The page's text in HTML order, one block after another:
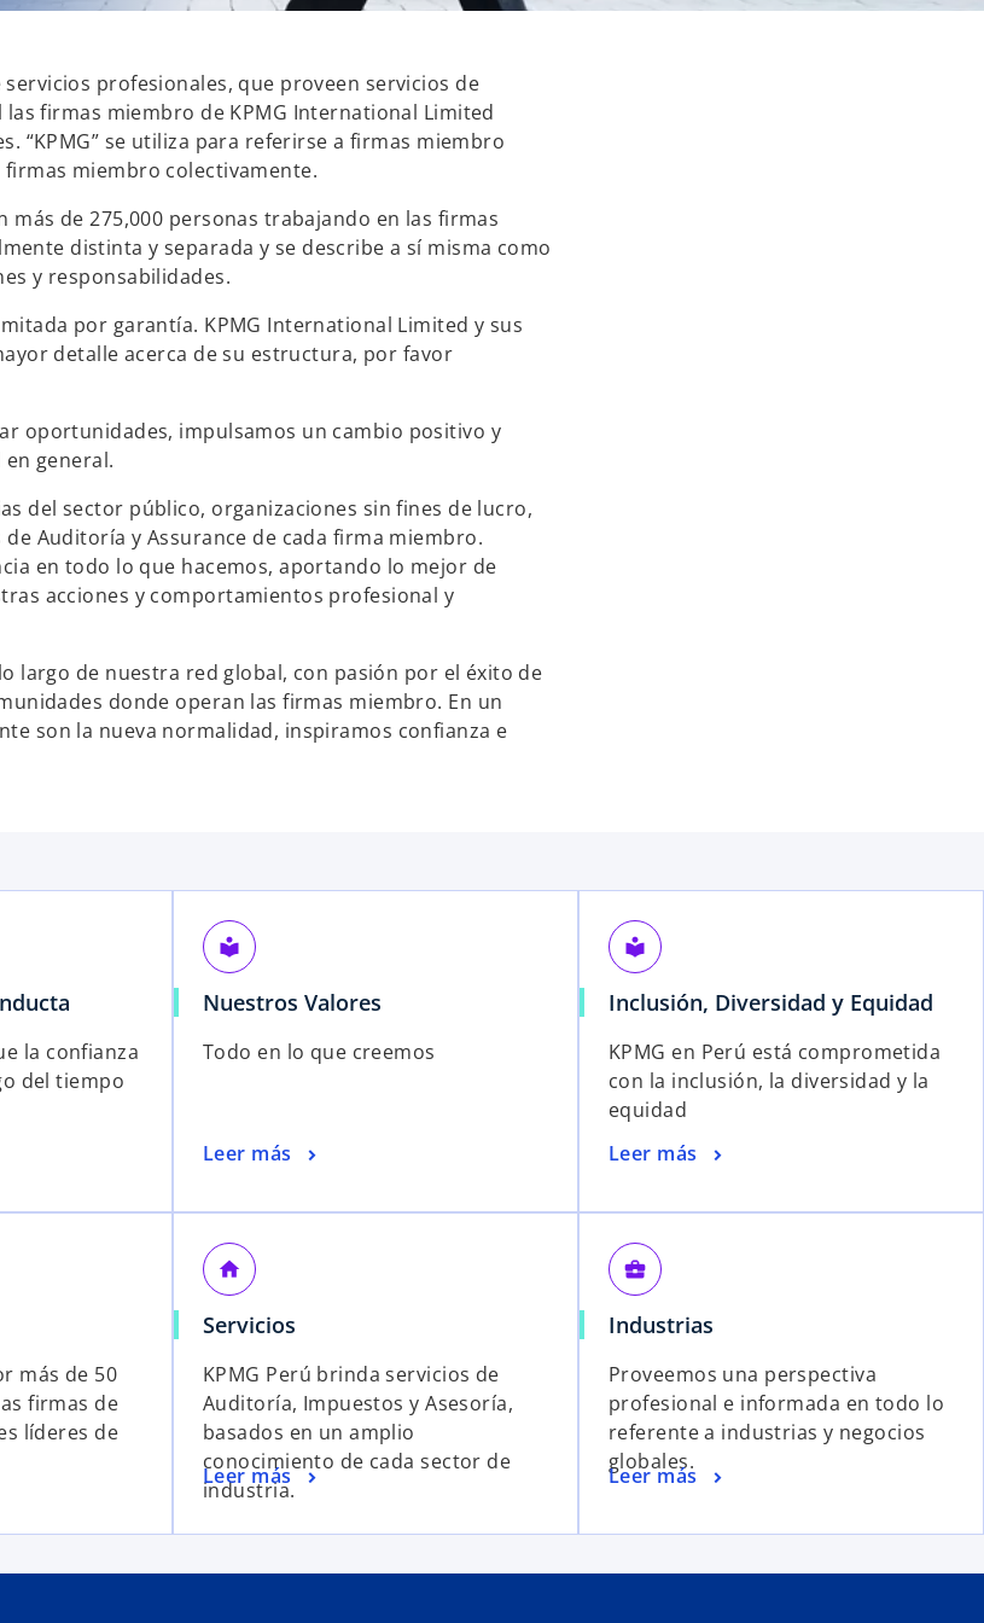
profesionales, que proveen servicios de
firmas miembro de KPMG International Limited
“KPMG” se utiliza para referirse a firmas miembro
miembro colectivamente.
de 275,000 personas trabajando en las firmas
distinta y separada y se describe a sí misma como
y responsabilidades.
por garantía. KPMG International Limited y sus
detalle acerca de su estructura, por favor
oportunidades, impulsamos un cambio positivo y
general.
del sector público, organizaciones sin fines de lucro,
Auditoría y Assurance de cada firma miembro.
en todo lo que hacemos, aportando lo mejor de
acciones y comportamientos profesional y
largo de nuestra red global, con pasión por el éxito de
donde operan las firmas miembro. En un
son la nueva normalidad, inspiramos confianza e
la confianza
del tiempo
más de 50
firmas de
líderes de
local_library
Nuestros Valores
Todo en lo que creemos
Leer más
home
Servicios
KPMG Perú brinda servicios de
Auditoría, Impuestos y Asesoría,
basados en un amplio
conocimiento de cada sector de
industria.
Leer más
local_library
Inclusión, Diversidad y Equidad
KPMG en Perú está comprometida
con la inclusión, la diversidad y la
equidad
Leer más
business_center
Industrias
Proveemos una perspectiva
profesional e informada en todo lo
referente a industrias y negocios
globales.
Leer más